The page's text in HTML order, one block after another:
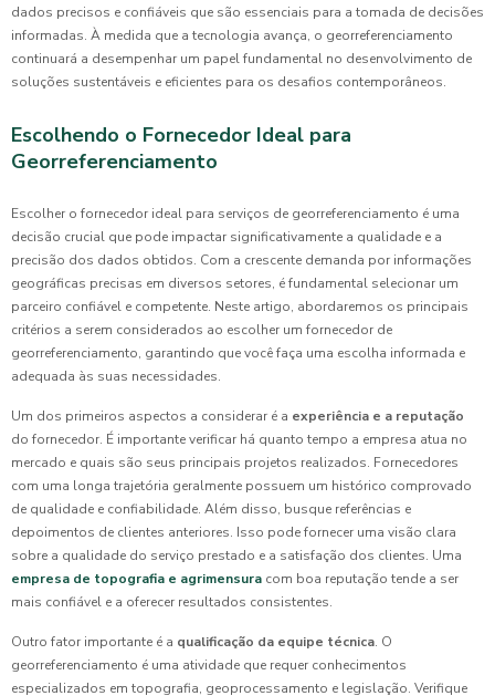
dados precisos e confiáveis que são essenciais para a tomada de decisões
informadas. À medida que a tecnologia avança, o georreferenciamento
continuará a desempenhar um papel fundamental no desenvolvimento de
soluções sustentáveis e eficientes para os desafios contemporâneos.
Escolhendo o Fornecedor Ideal para
Georreferenciamento
Escolher o fornecedor ideal para serviços de georreferenciamento é uma
decisão crucial que pode impactar significativamente a qualidade e a
precisão dos dados obtidos. Com a crescente demanda por informações
geográficas precisas em diversos setores, é fundamental selecionar um
parceiro confiável e competente. Neste artigo, abordaremos os principais
critérios a serem considerados ao escolher um fornecedor de
georreferenciamento, garantindo que você faça uma escolha informada e
adequada às suas necessidades.
Um dos primeiros aspectos a considerar é a experiência e a reputação
do fornecedor. É importante verificar há quanto tempo a empresa atua no
mercado e quais são seus principais projetos realizados. Fornecedores
com uma longa trajetória geralmente possuem um histórico comprovado
de qualidade e confiabilidade. Além disso, busque referências e
depoimentos de clientes anteriores. Isso pode fornecer uma visão clara
sobre a qualidade do serviço prestado e a satisfação dos clientes. Uma
empresa de topografia e agrimensura com boa reputação tende a ser
mais confiável e a oferecer resultados consistentes.
Outro fator importante é a qualificação da equipe técnica. O
georreferenciamento é uma atividade que requer conhecimentos
especializados em topografia, geoprocessamento e legislação. Verifique